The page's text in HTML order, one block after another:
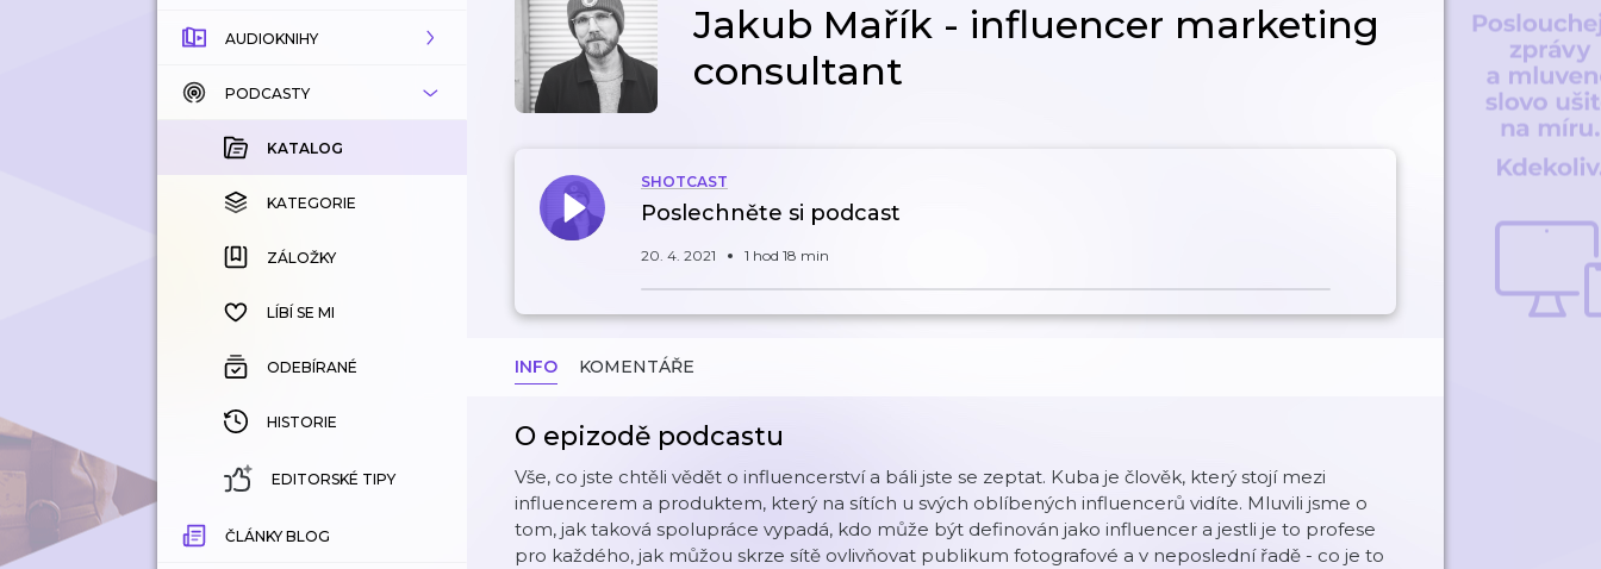
AUDIOKNIHY
KATALOG
KOUPENÉ
KATEGORIE
ZÁLOŽKY
HISTORIE
PODCASTY
KATALOG
KATEGORIE
ZÁLOŽKY
LÍBÍ SE MI
ODEBÍRANÉ
HISTORIE
EDITORSKÉ TIPY
ČLÁNKY BLOG
Jakub Mařík - influencer marketing
consultant
SHOTCAST
Poslechněte si podcast
20. 4. 2021 1 hod 18 min
INFO KOMENTÁŘE
O epizodě podcastu
Vše, co jste chtěli vědět o influencerství a báli jste se zeptat. Kuba je člověk, který stojí mezi
influencerem a produktem, který na sítích u svých oblíbených influencerů vidíte. Mluvili jsme o
tom, jak taková spolupráce vypadá, kdo může být definován jako influencer a jestli je to profese
pro každého, jak můžou skrze sítě ovlivňovat publikum fotografové a v neposlední řadě - co je to